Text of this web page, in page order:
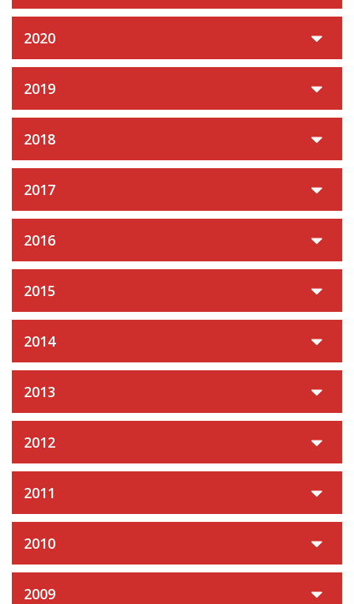
2020
2019
2018
2017
2016
2015
2014
2013
2012
2011
2010
2009